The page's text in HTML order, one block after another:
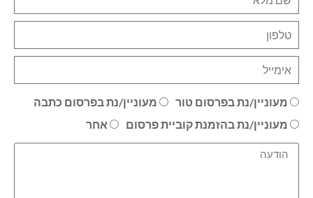
מעוניין/נת בפרסום טור
מעוניין/נת בפרסום כתבה
מעוניין/נת בהזמנת קוביית פרסום
אחר